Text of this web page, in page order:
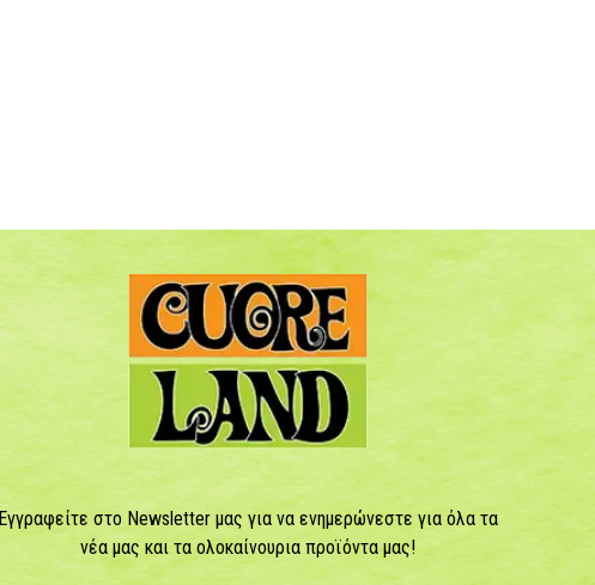
Εγγραφείτε στο Newsletter μας για να ενημερώνεστε για όλα τα
νέα μας και τα ολοκαίνουρια προϊόντα μας!